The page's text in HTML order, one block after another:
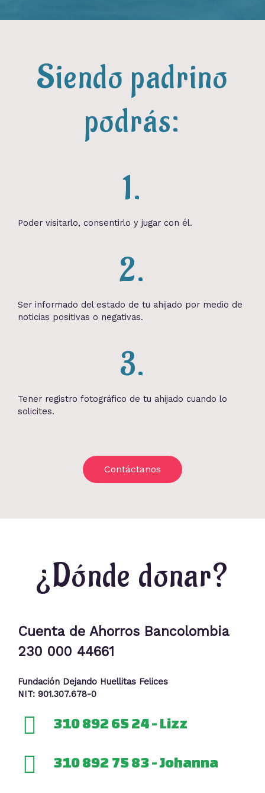
Siendo padrino
podrás:
1.
Poder visitarlo, consentirlo y jugar con él.
2.
Ser informado del estado de tu ahijado por medio de
noticias positivas o negativas.
3.
Tener registro fotográfico de tu ahijado cuando lo
solicites.
Contáctanos
¿Dónde donar?
Cuenta de Ahorros Bancolombia
230 000 44661
Fundación Dejando Huellitas Felices
NIT: 901.307.678-0
310 892 65 24 - Lizz
310 892 75 83 - Johanna